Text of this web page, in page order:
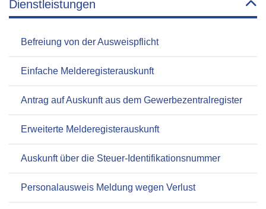
Dienstleistungen
Befreiung von der Ausweispflicht
Einfache Melderegisterauskunft
Antrag auf Auskunft aus dem Gewerbezentralregister
Erweiterte Melderegisterauskunft
Auskunft über die Steuer-Identifikationsnummer
Personalausweis Meldung wegen Verlust